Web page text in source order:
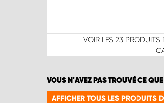
VOIR LES 23 PRODUITS
VOUS N'AVEZ PAS TROUVÉ CE
AFFICHER TOUS LES PRODUITS